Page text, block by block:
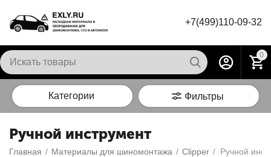
+7(499)110-09-32
0
Категории Фильтры
Ручной инструмент
Главная / Материалы для шиномонтажа / Сlipper / Ручной